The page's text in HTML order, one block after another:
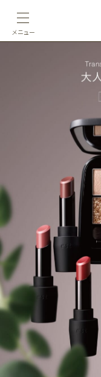
メニュー